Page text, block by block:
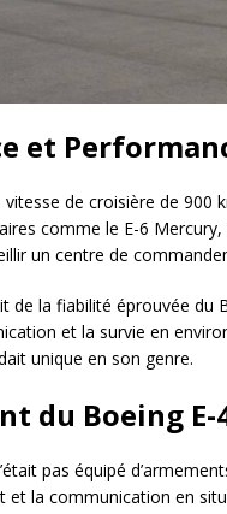
et
vitesse de croisière de 900
comme le E-6
un centre de
de la fiabilité éprouvée
et la survie en
unique en son genre.
du Boeing E-
pas équipé
et la communication en